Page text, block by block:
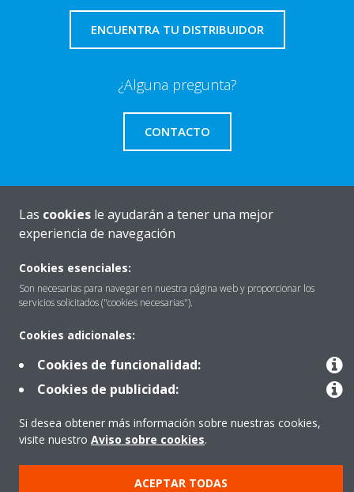
ENCUENTRA TU DISTRIBUIDOR
¿Alguna pregunta?
CONTACTO
Quiénes somos
Destacados
Contactar con Daikin
Copyright © Daikin
Las cookies le ayudarán a tener una mejor
experiencia de navegación
Cookies esenciales:
Son necesarias para navegar en nuestra página web y proporcionar los
servicios solicitados ("cookies necesarias").
Cookies adicionales:
Cookies de funcionalidad:
Cookies de publicidad:
Si desea obtener más información sobre nuestras cookies,
visite nuestro Aviso sobre cookies.
ACEPTAR TODAS